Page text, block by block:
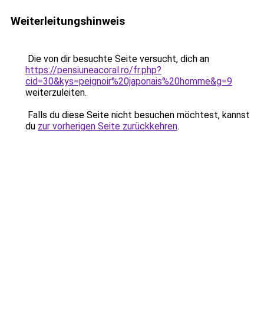
Weiterleitungshinweis
Die von dir besuchte Seite versucht, dich an
https://pensiuneacoral.ro/fr.php?
cid=30&kys=peignoir%20japonais%20homme&g=9
weiterzuleiten.
Falls du diese Seite nicht besuchen möchtest, kannst
du zur vorherigen Seite zurückkehren.